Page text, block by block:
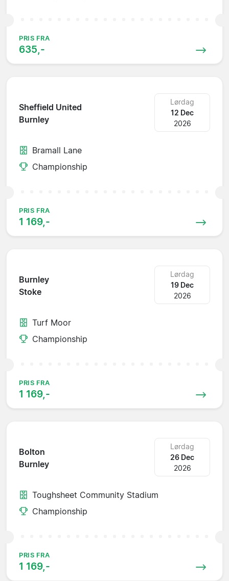
PRIS FRA
635,-
Sheffield United
Burnley
Lørdag
12 Dec
2026
Bramall Lane
Championship
PRIS FRA
1 169,-
Burnley
Stoke
Lørdag
19 Dec
2026
Turf Moor
Championship
PRIS FRA
1 169,-
Bolton
Burnley
Lørdag
26 Dec
2026
Toughsheet Community Stadium
Championship
PRIS FRA
1 169,-